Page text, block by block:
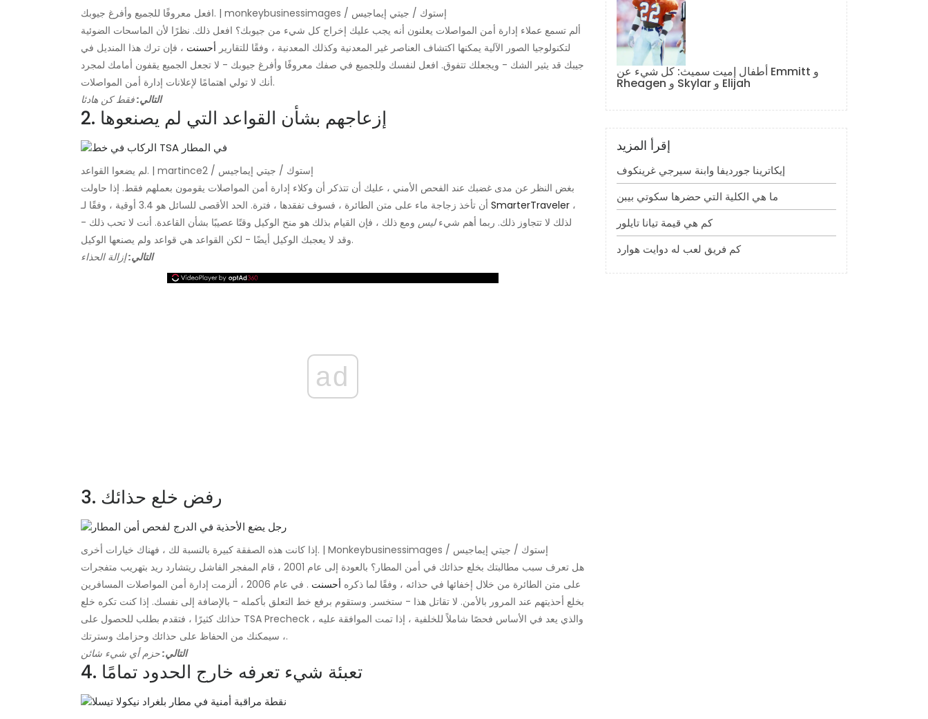
افعل معروفًا للجميع وأفرغ جيوبك. | monkeybusinessimages / إستوك / جيتي إيماجيس
ألم تسمع عملاء إدارة أمن المواصلات يعلنون أنه يجب عليك إخراج كل شيء من جيوبك؟ افعل ذلك. نظرًا لأن الماسحات الضوئية
لتكنولوجيا الصور الآلية يمكنها اكتشاف العناصر غير المعدنية وكذلك المعدنية ، وفقًا للتقارير أحسنت ، فإن ترك هذا المنديل في
جيبك قد يثير الشك - ويجعلك تتفوق. افعل لنفسك وللجميع في صفك معروفًا وأفرغ جيوبك - لا تجعل الجميع يقفون أمامك لمجرد
أنك لا تولي اهتمامًا لإعلانات إدارة أمن المواصلات.
التالي:فقط كن هادئا
2. إزعاجهم بشأن القواعد التي لم يصنعوها
لم يضعوا القواعد. | martince2 / إستوك / جيتي إيماجيس
بغض النظر عن مدى غضبك عند الفحص الأمني ​​، عليك أن تتذكر أن وكلاء إدارة أمن المواصلات يقومون بعملهم فقط. إذا حاولت
SmarterTraveler ،
لذلك لا تتجاوز ذلك. ربما أهم شيءليس ومع ذلك ، فإن القيام بذلك هو منح الوكيل وقتًا عصيبًا بشأن القاعدة. أنت لا تحب ذلك -
وقد لا يعجبك الوكيل أيضًا - لكن القواعد هي قواعد ولم يصنعها الوكيل.
التالي:إزالة الحذاء
ad
3. رفض خلع حذائك
إذا كانت هذه الصفقة كبيرة بالنسبة لك ، فهناك خيارات أخرى. | Monkeybusinessimages / إستوك / جيتي إيماجيس
هل تعرف سبب مطالبتك بخلع حذائك في أمن المطار؟ بالعودة إلى عام 2001 ، قام المفجر الفاشل ريتشارد ريد بتهريب متفجرات
على متن الطائرة من خلال إخفائها في حذائه ، وفقًا لما ذكره أحسنت
. في عام 2006 ، ألزمت إدارة أمن المواصلات المسافرين
بخلع أحذيتهم عند المرور بالأمن. لا تقاتل هذا - ستخسر. وستقوم برفع خط التعلق بأكمله - بالإضافة إلى نفسك. إذا كنت تكره خلع
حذائك كثيرًا ، فتقدم بطلب للحصول على TSA Precheck ، والذي يعد في الأساس فحصًا شاملاً للخلفية ، إذا تمت الموافقة عليه
، سيمكنك من الحفاظ على حذائك وحزامك وسترتك.
التالي:حزم أي شيء شائن
4. تعبئة شيء تعرفه خارج الحدود تمامًا
أطفال إميت سميث: كل شيء عن Emmitt و
Rheagen و Skylar و Elijah
إقرأ المزيد
إيكاترينا جورديفا وابنة سيرجي غرينكوف
ما هي الكلية التي حضرها سكوتي بيبن
كم هي قيمة تيانا تايلور
كم فريق لعب له دوايت هوارد